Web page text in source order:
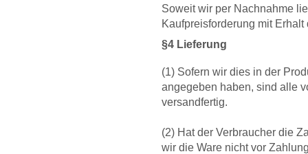
Soweit wir per Nachnahme
Kaufpreisforderung mit Erhalt
§4 Lieferung
(1) Sofern wir dies in der
angegeben haben, sind alle
versandfertig.
(2) Hat der Verbraucher die
wir die Ware nicht vor